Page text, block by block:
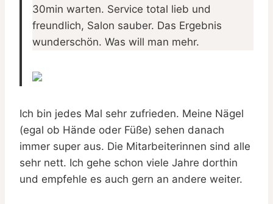
30min warten. Service total lieb und
freundlich, Salon sauber. Das Ergebnis
wunderschön. Was will man mehr.
Ich bin jedes Mal sehr zufrieden. Meine Nägel
(egal ob Hände oder Füße) sehen danach
immer super aus. Die Mitarbeiterinnen sind alle
sehr nett. Ich gehe schon viele Jahre dorthin
und empfehle es auch gern an andere weiter.